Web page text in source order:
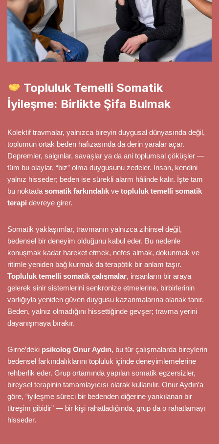
Topluluk Temelli Somatik
İyileşme: Birlikte Şifa Bulmak
Kolektif travmalar, yalnızca bireyin duygusal dünyasında değil,
toplumun ortak beden hafızasında da derin yaralar açar.
Depremler, salgınlar, savaşlar ya da ani toplumsal çöküşler —
tüm bu olaylar, “biz” olma duygusunu zedeler. İnsan, kendini
yalnız hisseder; beden ise sürekli alarm hâlinde kalır. İşte tam
bu noktada somatik farkındalık ve topluluk temelli somatik
terapi devreye girer.
Somatik yaklaşımlar, travmanın yalnızca zihinsel değil,
bedensel bir deneyim olduğunu kabul eder. Bu nedenle
konuşmak kadar hareket etmek, nefes almak, dokunmak ve
ritimle yeniden bağ kurmak da terapötik bir anlam taşır.
Topluluk temelli somatik çalışmalar, insanların bir araya
gelerek sinir sistemlerini senkronize etmelerine, birbirlerinin
varlığıyla yeniden güven duygusu kazanmalarına olanak tanır.
Beden, yalnız olmadığını hissettiğinde gevşer; travma yerini
dayanışmaya bırakır.
Girne’deki psikolog Onur Aydın, bu tür çalışmalarda bireylerin
bedensel farkındalıklarını topluluk içinde deneyimlemelerine
rehberlik eder. Grup ortamında yapılan somatik egzersizler,
bireysel terapinin tamamlayıcısı olarak kullanılır. Onur Aydın’a
göre, “iyileşme süreci bir bedenden diğerine yankılanan bir
titreşim gibidir” — bir kişi rahatladığında, grup da o rahatlamayı
hisseder.